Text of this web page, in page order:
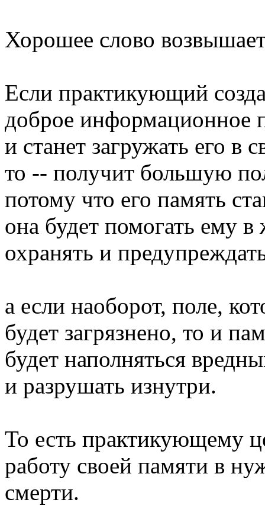
Хорошее слово
Если практикующий
доброе информационное
и станет загружать его в
то -- получит большую
потому что его память
она будет помогать ему в
охранять и
а если наоборот, поле,
будет загрязнено, то и
будет наполняться
и разрушать изнутри.
То есть практикующему
работу своей памяти в
смерти.